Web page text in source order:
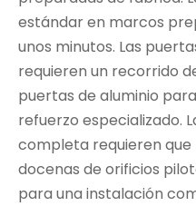
estándar en marcos
unos minutos. Las
requieren un recorrido
puertas de aluminio
refuerzo especializado.
completa requieren
docenas de orificios
para una instalación